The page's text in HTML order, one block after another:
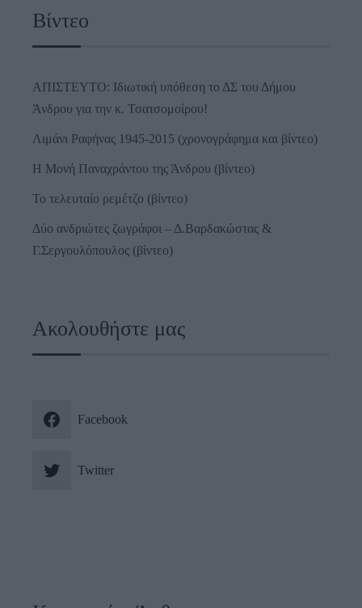
Βίντεο
ΑΠΙΣΤΕΥΤΟ: Ιδιωτική υπόθεση το ΔΣ του Δήμου
Άνδρου για την κ. Τσατσομοίρου!
Λιμάνι Ραφήνας 1945-2015 (χρονογράφημα και βίντεο)
Η Μονή Παναχράντου της Άνδρου (βίντεο)
Το τελευταίο ρεμέτζο (βίντεο)
Δύο ανδριώτες ζωγράφοι – Δ.Βαρδακώστας &
Γ.Σεργουλόπουλος (βίντεο)
Ακολουθήστε μας
Facebook
Twitter